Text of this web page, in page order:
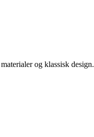
og klassisk design.